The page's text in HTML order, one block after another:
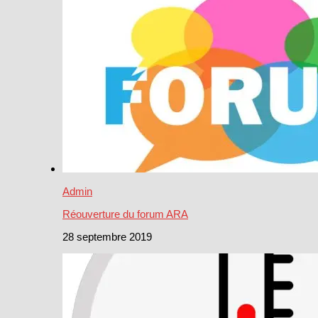
Admin
Réouverture du forum ARA
28 septembre 2019